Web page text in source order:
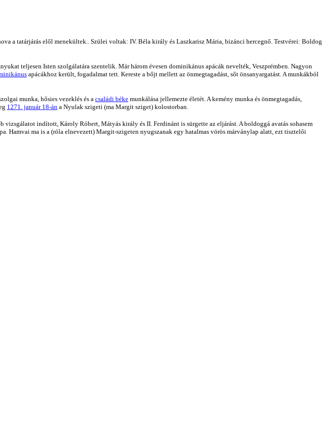
a tatárjárás elől menekültek.. Szülei voltak: IV. Béla király és Laszkarisz Mária, bizánci hercegnő. Testvérei: Boldog
teljesen Isten szolgálatára szentelik. Már három évesen dominikánus apácák nevelték, Veszprémben. Nagyon
apácákhoz került, fogadalmat tett. Kereste a bőjt mellett az önmegtagadást, sőt önsanyargatást. A munkákból
munka, hősies vezeklés és a családi béke munkálása jellemezte életét. A kemény munka és önmegtagadás,
1271. január 18-án a Nyulak szigeti (ma Margit sziget) kolostorban.
indított, Károly Róbert, Mátyás király és II. Ferdinánt is sürgette az eljárást. A boldoggá avatás sohasem
Hamvai ma is a (róla elnevezett) Margit-szigeten nyugszanak egy hatalmas vörös márványlap alatt, ezt tisztelői